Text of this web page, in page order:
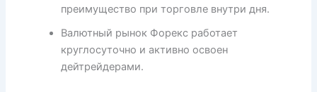
преимущество при торговле внутри дня.
Валютный рынок Форекс работает
круглосуточно и активно освоен
дейтрейдерами.